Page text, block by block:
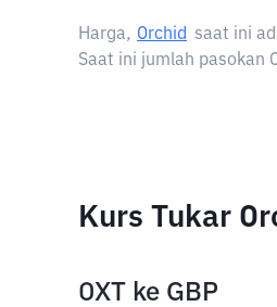
Harga, Orchid saat ini
Saat ini jumlah pasokan
Kurs Tukar
OXT ke GBP